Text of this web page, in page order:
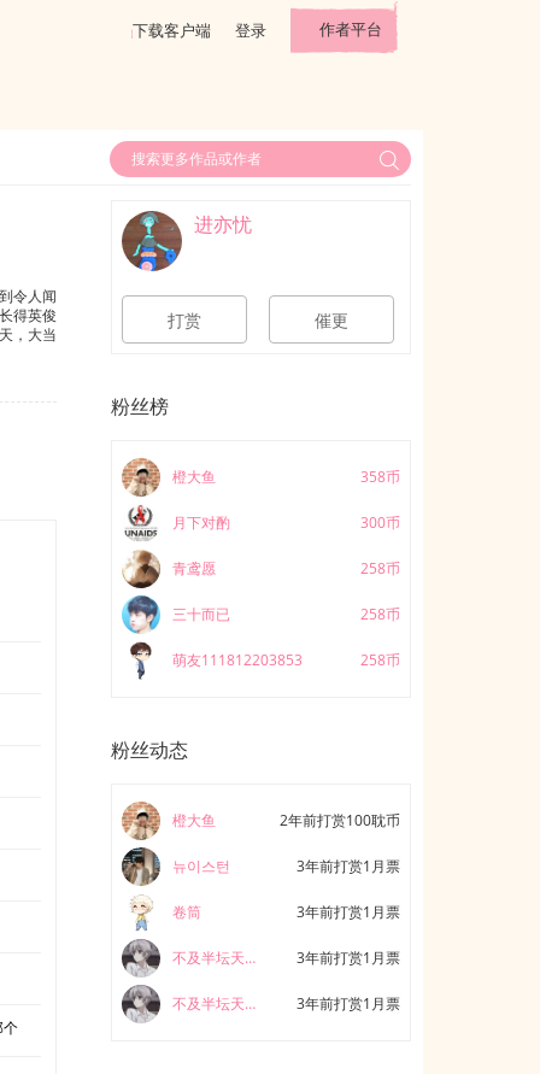
下载客户端 登录 作者平台
令人闻
得英俊
，大当
个
进亦忧
打赏 催更
粉丝榜
橙大鱼 358币
月下对酌 300币
青鸢愿 258币
三十而已 258币
萌友111812203853 258币
粉丝动态
橙大鱼 2年前打赏100耽币
뉴이스턴 3年前打赏1月票
卷筒 3年前打赏1月票
不及半坛天子笑 3年前打赏1月票
不及半坛天子笑 3年前打赏1月票